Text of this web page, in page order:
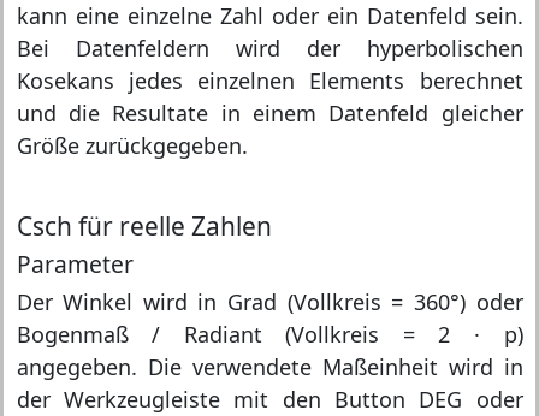
kann eine einzelne Zahl oder ein Datenfeld sein.
Bei Datenfeldern wird der hyperbolischen
Kosekans jedes einzelnen Elements berechnet
und die Resultate in einem Datenfeld gleicher
Größe zurückgegeben.
Csch für reelle Zahlen
Parameter
Der Winkel wird in Grad (Vollkreis = 360°) oder
Bogenmaß / Radiant (Vollkreis = 2 · p)
angegeben. Die verwendete Maßeinheit wird in
der Werkzeugleiste mit den Button DEG oder